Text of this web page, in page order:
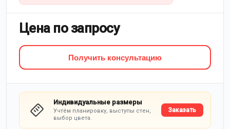
Цена по запросу
Получить консультацию
Индивидуальные размеры
Учтём планировку, выступы стен,
выбор цвета.
Заказать